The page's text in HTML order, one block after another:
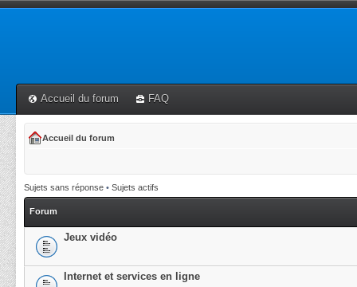
Accueil du forum FAQ
Accueil du forum
Sujets sans réponse • Sujets actifs
Forum
Jeux vidéo
Internet et services en ligne